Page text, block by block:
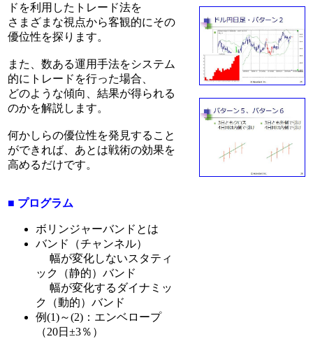
ドを利用したトレード法を
さまざまな視点から客観的にその
優位性を探ります。
また、数ある運用手法をシステム
的にトレードを行った場合、
どのような傾向、結果が得られる
のかを解説します。
何かしらの優位性を発見すること
ができれば、あとは戦術の効果を
高めるだけです。
■ プログラム
ボリンジャーバンドとは
バンド（チャンネル）
幅が変化しないスタティ
ック（静的）バンド
幅が変化するダイナミッ
ク（動的）バンド
例(1)～(2)：エンベロープ
（20日±3％）